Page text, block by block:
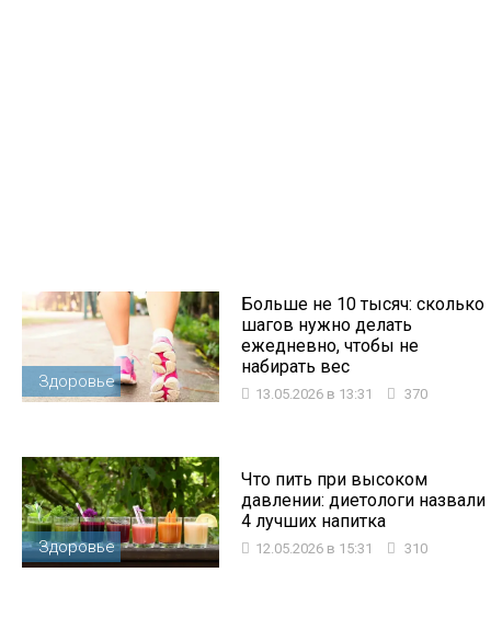
Здоровье
Больше не 10 тысяч: сколько
шагов нужно делать
ежедневно, чтобы не
набирать вес
13.05.2026 в 13:31 370
Здоровье
Что пить при высоком
давлении: диетологи назвали
4 лучших напитка
12.05.2026 в 15:31 310